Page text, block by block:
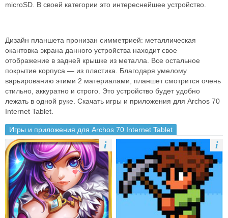
microSD. В своей категории это интереснейшее устройство.
Дизайн планшета пронизан симметрией: металлическая
окантовка экрана данного устройства находит свое
отображение в задней крышке из металла. Все остальное
покрытие корпуса — из пластика. Благодаря умелому
варьированию этими 2 материалами, планшет смотрится очень
стильно, аккуратно и строго. Это устройство будет удобно
лежать в одной руке. Скачать игры и приложения для Archos 70
Internet Tablet.
Игры и приложения для Archos 70 Internet Tablet
i i